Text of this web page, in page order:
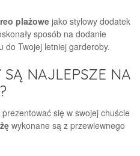
plażowe jako stylowy dodatek
sposób na dodanie
do Twojej letniej garderoby.
NAJLEPSZE NA
się w swojej chuście
wykonane są z przewiewnego